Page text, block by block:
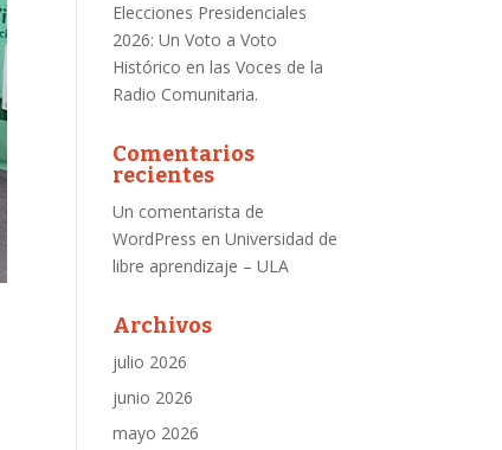
Elecciones Presidenciales
2026: Un Voto a Voto
Histórico en las Voces de la
Radio Comunitaria.
Comentarios
recientes
Un comentarista de
WordPress enUniversidad de
libre aprendizaje – ULA
Archivos
julio 2026
junio 2026
mayo 2026